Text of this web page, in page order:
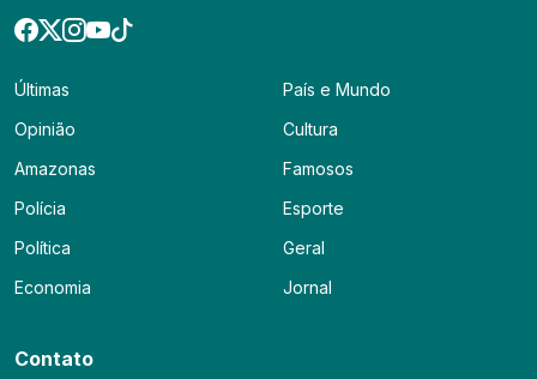
Últimas
Opinião
Amazonas
Polícia
Política
Economia
País e Mundo
Cultura
Famosos
Esporte
Geral
Jornal
Contato